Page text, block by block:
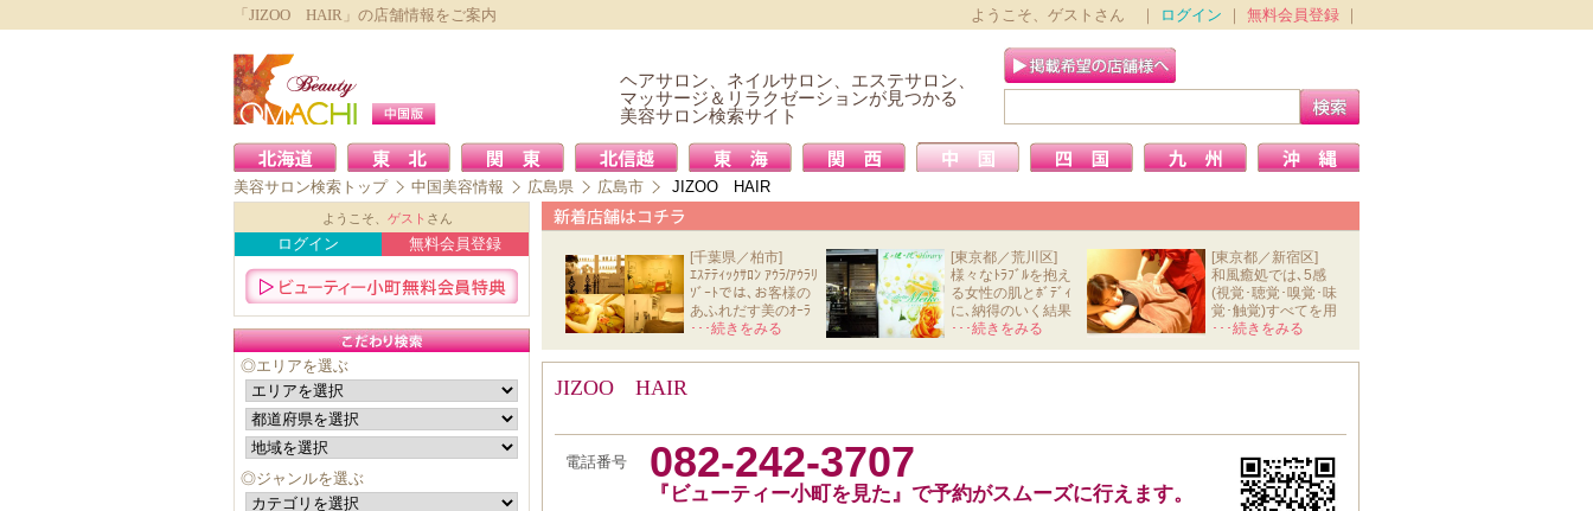
「JIZOO HAIR」の店舗情報をご案内 ようこそ、ゲストさん ｜ ログイン 無料会員登録
ヘアサロン、ネイルサロン、エステサロン、
マッサージ＆リラクゼーションが見つかる
美容サロン検索サイト
美容サロン検索トップ 中国美容情報 広島県 広島市 JIZOO HAIR
[千葉県／柏市]
ｴｽﾃﾃｨｯｸｻﾛﾝ ｱｳﾗ/ｱｳﾗﾘ
ｿﾞｰﾄでは､お客様の
あふれだす美のｵｰﾗ
と心か
･･･続きをみる
[東京都／荒川区]
様々なﾄﾗﾌﾞﾙを抱え
る女性の肌とﾎﾞﾃﾞｨ
に､納得のいく結果
を導きだ
･･･続きをみる
[東京都／新宿区]
和風癒処では､5感
(視覚･聴覚･嗅覚･味
覚･触覚)すべてを用
いて､ｽﾄﾚ
･･･続きをみる
JIZOO HAIR
電話番号 082-242-3707
『ビューティー小町を見た』で予約がスムーズに行えます。
ようこそ、 ゲスト さん
ログイン 無料会員登録
◎エリアを選ぶ
◎ジャンルを選ぶ